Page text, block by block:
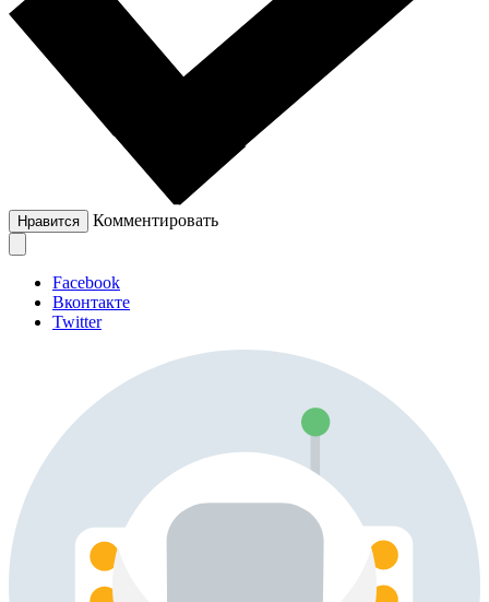
Нравится Комментировать
Facebook
Вконтакте
Twitter